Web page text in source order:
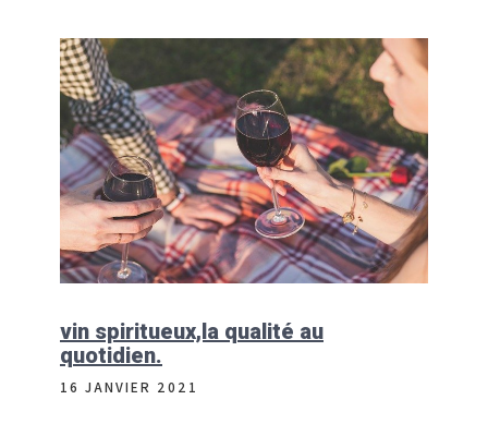
vin spiritueux,la qualité au
quotidien.
16 JANVIER 2021